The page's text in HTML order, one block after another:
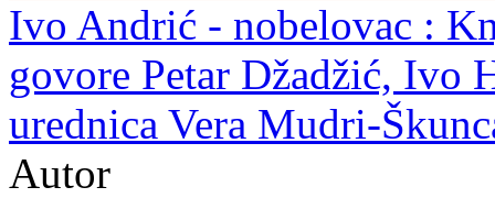
Ivo Andrić - nobelovac :
govore Petar Džadžić, Ivo
urednica Vera Mudri-
Autor